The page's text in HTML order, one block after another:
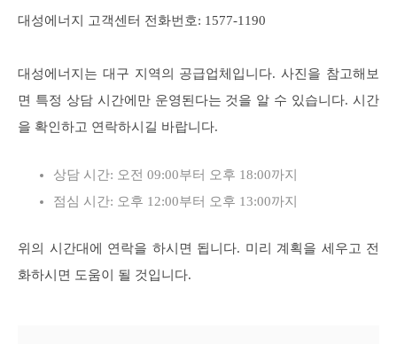
대성에너지 고객센터 전화번호: 1577-1190
대성에너지는 대구 지역의 공급업체입니다. 사진을 참고해보
면 특정 상담 시간에만 운영된다는 것을 알 수 있습니다. 시간
을 확인하고 연락하시길 바랍니다.
상담 시간: 오전 09:00부터 오후 18:00까지
점심 시간: 오후 12:00부터 오후 13:00까지
위의 시간대에 연락을 하시면 됩니다. 미리 계획을 세우고 전
화하시면 도움이 될 것입니다.